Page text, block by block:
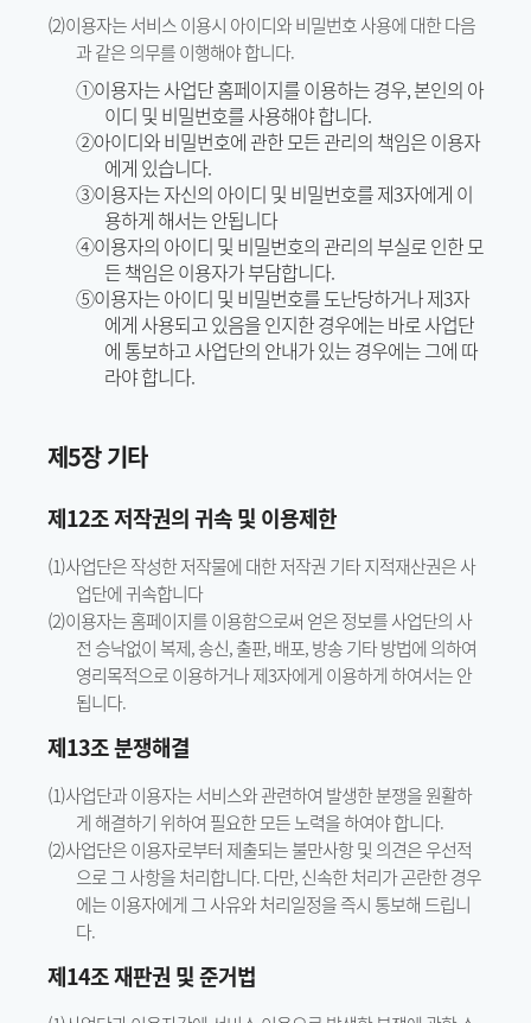
(2)이용자는 서비스 이용시 아이디와 비밀번호 사용에 대한 다음
과 같은 의무를 이행해야 합니다.
①이용자는 사업단 홈페이지를 이용하는 경우, 본인의 아
이디 및 비밀번호를 사용해야 합니다.
②아이디와 비밀번호에 관한 모든 관리의 책임은 이용자
에게 있습니다.
③이용자는 자신의 아이디 및 비밀번호를 제3자에게 이
용하게 해서는 안됩니다
④이용자의 아이디 및 비밀번호의 관리의 부실로 인한 모
든 책임은 이용자가 부담합니다.
⑤이용자는 아이디 및 비밀번호를 도난당하거나 제3자
에게 사용되고 있음을 인지한 경우에는 바로 사업단
에 통보하고 사업단의 안내가 있는 경우에는 그에 따
라야 합니다.
제5장 기타
제12조 저작권의 귀속 및 이용제한
(1)사업단은 작성한 저작물에 대한 저작권 기타 지적재산권은 사
업단에 귀속합니다
(2)이용자는 홈페이지를 이용함으로써 얻은 정보를 사업단의 사
전 승낙없이 복제, 송신, 출판, 배포, 방송 기타 방법에 의하여
영리목적으로 이용하거나 제3자에게 이용하게 하여서는 안
됩니다.
제13조 분쟁해결
(1)사업단과 이용자는 서비스와 관련하여 발생한 분쟁을 원활하
게 해결하기 위하여 필요한 모든 노력을 하여야 합니다.
(2)사업단은 이용자로부터 제출되는 불만사항 및 의견은 우선적
으로 그 사항을 처리합니다. 다만, 신속한 처리가 곤란한 경우
에는 이용자에게 그 사유와 처리일정을 즉시 통보해 드립니
다.
제14조 재판권 및 준거법